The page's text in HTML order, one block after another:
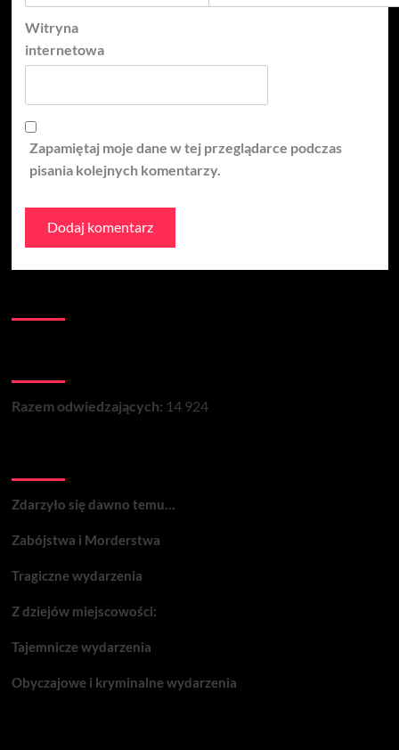
Witryna
internetowa
Zapamiętaj moje dane w tej przeglądarce podczas
pisania kolejnych komentarzy.
Razem odwiedzających: 14 924
Zdarzyło się dawno temu…
Zabójstwa i Morderstwa
Tragiczne wydarzenia
Z dziejów miejscowości:
Tajemnicze wydarzenia
Obyczajowe i kryminalne wydarzenia